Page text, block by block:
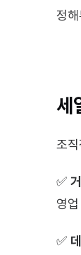
정
세
조
✅
영
✅